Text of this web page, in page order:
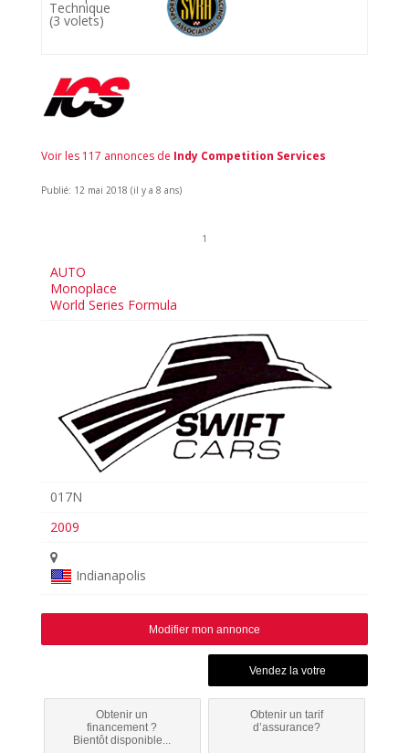
Technique
(3 volets)
Voir les 117 annonces de Indy Competition Services
Publié: 12 mai 2018 (il y a 8 ans)
1
AUTO
Monoplace
World Series Formula
017N
2009
Indianapolis
Modifier mon annonce
Obtenir un
financement ?
Bientôt disponible...
Obtenir un tarif
d’assurance?